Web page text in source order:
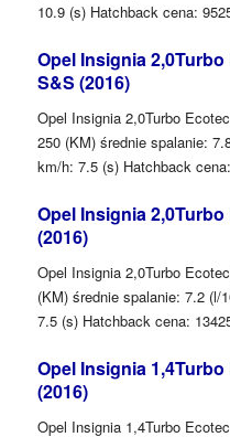
10.9 (s) Hatchback cena:
Opel Insignia 2,0Turbo
S&S (2016)
Opel Insignia 2,0Turbo
250 (KM) średnie spalanie:
km/h: 7.5 (s) Hatchback
Opel Insignia
(2016)
Opel Insignia 2,0Turbo
(KM) średnie spalanie: 7.2 (l/
7.5 (s) Hatchback cena:
Opel Insignia
(2016)
Opel Insignia 1,4Turbo